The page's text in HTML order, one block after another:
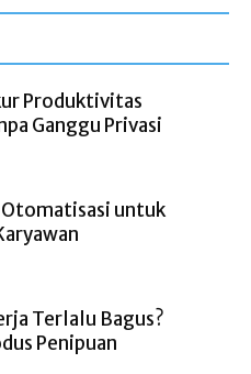
Produktivitas
Ganggu Privasi
Otomatisasi untuk
Terlalu Bagus?
Penipuan